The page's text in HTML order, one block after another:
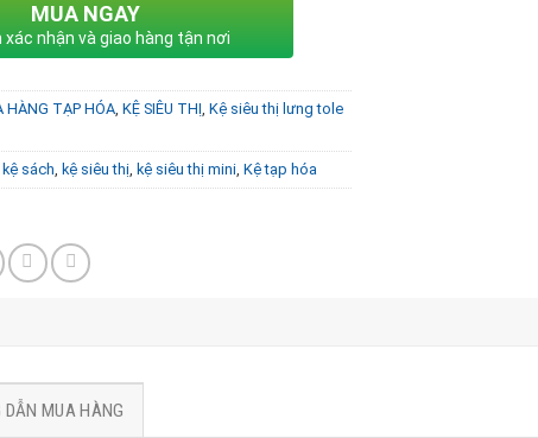
MUA NGAY
xác nhận và giao hàng tận nơi
HÀNG TẠP HÓA,KỆ SIÊU THỊ,Kệ siêu thị lưng tole
kệ sách, kệ siêu thị, kệ siêu thị mini,Kệ tạp hóa
DẪN MUA HÀNG